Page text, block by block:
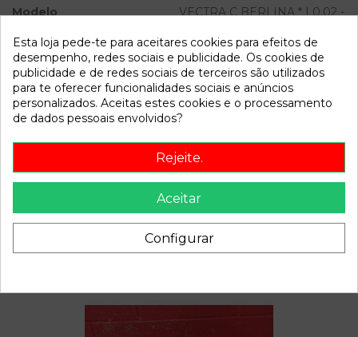
Modelo
VECTRA C BERLINA * | 0.02 -
Referência 806435
Disponível a partir de: 2022-04-06
Recambio de anillo airbag para opel vectra c berlina | 0.02 -
0.05 | 0.02 - 0.05 referencia OEM IAM 13165349
Esta loja pede-te para aceitares cookies para efeitos de
desempenho, redes sociais e publicidade. Os cookies de
publicidade e de redes sociais de terceiros são utilizados
para te oferecer funcionalidades sociais e anúncios
personalizados. Aceitas estes cookies e o processamento
de dados pessoais envolvidos?
Rejeite.
Aceitar
Configurar